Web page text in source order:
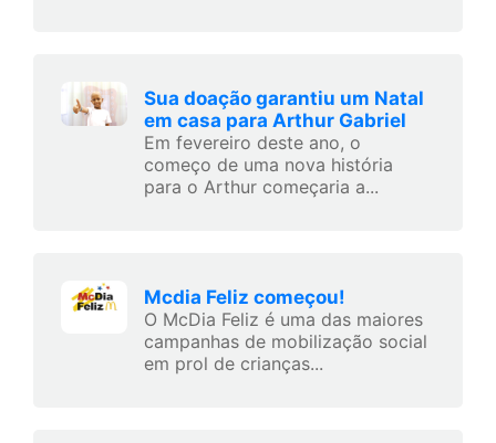
Sua doação garantiu um Natal
em casa para Arthur Gabriel
Em fevereiro deste ano, o
começo de uma nova história
para o Arthur começaria a...
Mcdia Feliz começou!
O McDia Feliz é uma das maiores
campanhas de mobilização social
em prol de crianças...